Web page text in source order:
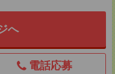
へ
電話応募